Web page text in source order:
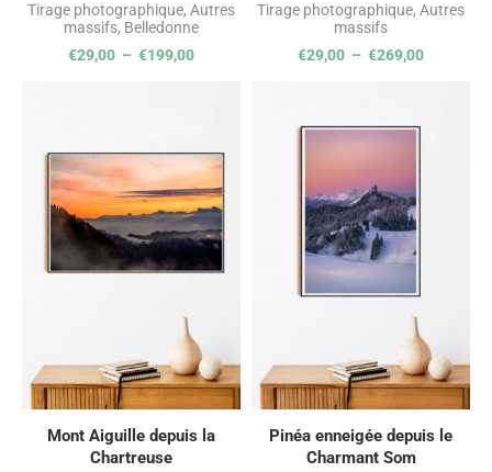
Tirage photographique, Autres
massifs, Belledonne
€29,00 – €199,00
Tirage photographique, Autres
massifs
€29,00 – €269,00
Mont Aiguille depuis la
Chartreuse
Pinéa enneigée depuis le
Charmant Som